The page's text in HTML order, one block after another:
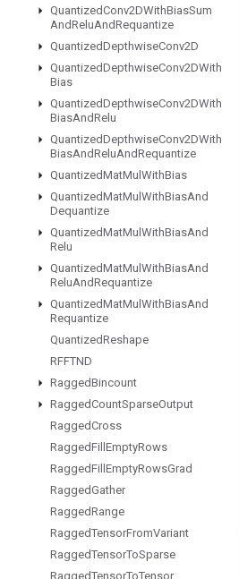
QuantizedConv2DWithBiasSum
AndReluAndRequantize
QuantizedDepthwiseConv2D
QuantizedDepthwiseConv2DWith
Bias
QuantizedDepthwiseConv2DWith
BiasAndRelu
QuantizedDepthwiseConv2DWith
BiasAndReluAndRequantize
QuantizedMatMul WithBias
QuantizedMatMul WithBiasAnd
Dequantize
QuantizedMatMul WithBiasAnd
Relu
QuantizedMatMul WithBiasAnd
ReluAndRequantize
QuantizedMatMul WithBiasAnd
Requantize
QuantizedReshape
RFFTND
RaggedBincount
RaggedCountSparseOutput
RaggedCross
RaggedFill EmptyRows
RaggedFill EmptyRowsGrad
RaggedGather
RaggedRange
RaggedTensorFromVariant
RaggedTensorToSparse
RaggedTensorToTensor
जुड़े रहें